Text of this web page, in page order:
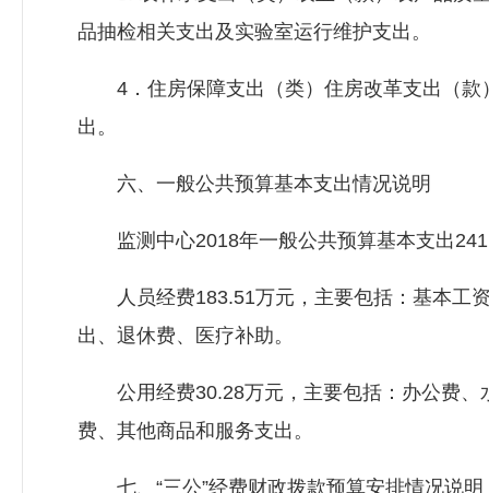
品抽检相关支出及实验室运行维护支出。
4．住房保障支出（类）住房改革支出（款
出。
六、一般公共预算基本支出情况说明
监测中心2018年一般公共预算基本支出
人员经费183.51万元，主要包括：基本工资
出、退休费、医疗补助。
公用经费30.28万元，主要包括：办公费、
费、其他商品和服务支出。
七、“三公”经费财政拨款预算安排情况说明